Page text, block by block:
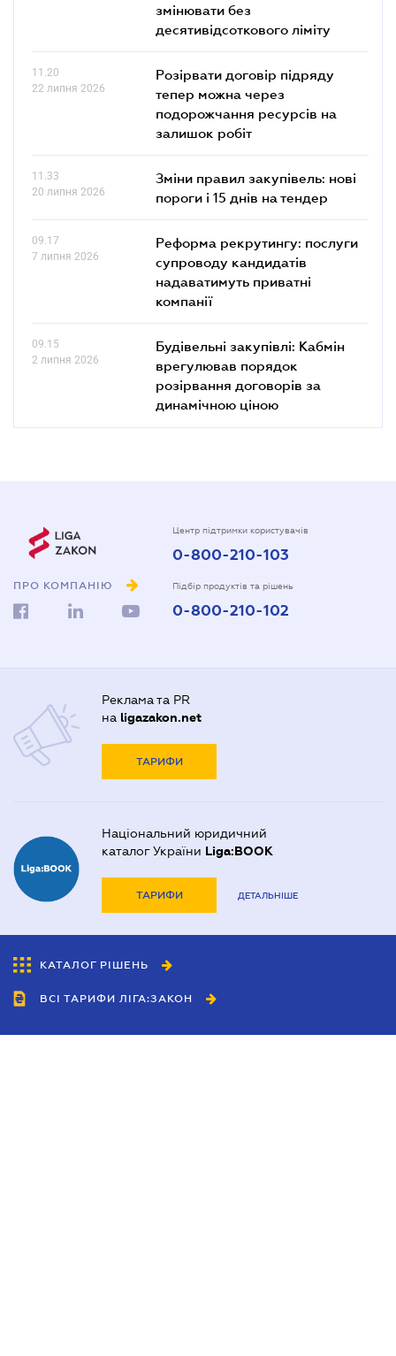
змінювати без
десятивідсоткового ліміту
11.20
22 липня 2026
Розірвати договір підряду
тепер можна через
подорожчання ресурсів на
залишок робіт
11.33
20 липня 2026
Зміни правил закупівель: нові
пороги і 15 днів на тендер
09.17
7 липня 2026
Реформа рекрутингу: послуги
супроводу кандидатів
надаватимуть приватні
компанії
09.15
2 липня 2026
Будівельні закупівлі: Кабмін
врегулював порядок
розірвання договорів за
динамічною ціною
ПРО КОМПАНІЮ
Центр підтримки користувачів
0-800-210-103
Підбір продуктів та рішень
0-800-210-102
Реклама та PR
на ligazakon.net
ТАРИФИ
Національний юридичний
каталог України Liga:BOOK
ТАРИФИ ДЕТАЛЬНІШЕ
КАТАЛОГ РІШЕНЬ
ВСІ ТАРИФИ ЛІГА:ЗАКОН